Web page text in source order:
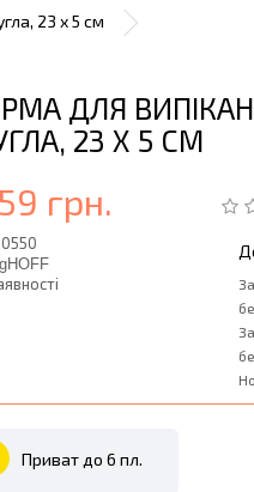
23 х 5 см
ДЛЯ
23 Х 5 СМ
грн.
Приват до 6 пл.